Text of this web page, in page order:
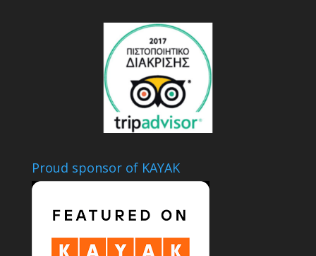
Proud sponsor of KAYAK